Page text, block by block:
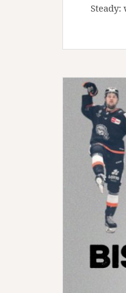
Steady: